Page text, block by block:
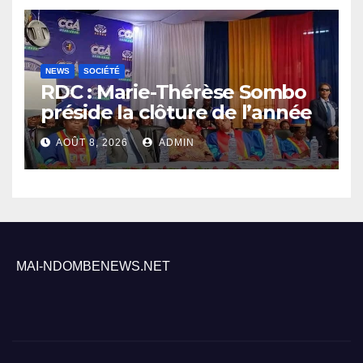
NEWS SOCIÉTÉ
RDC : Marie-Thérèse Sombo
préside la clôture de l’année
académique 2025-2026 à
l’UNIKIN
AOÛT 8, 2026 ADMIN
MAI-NDOMBENEWS.NET